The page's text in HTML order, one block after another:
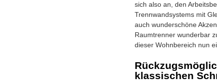
sich also an, den
Trennwandsystems mit
auch wunderschöne
Raumtrenner wunderbar
dieser Wohnbereich nun
klassischen